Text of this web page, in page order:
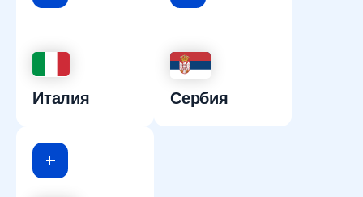
Италия Сербия